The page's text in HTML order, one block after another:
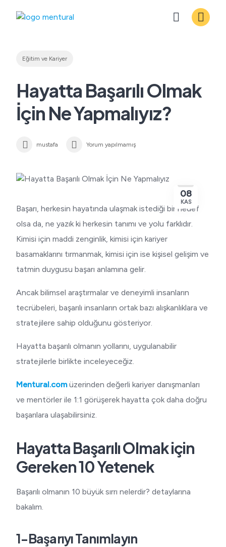
Eğitim ve Kariyer
Hayatta Başarılı Olmak
İçin Ne Yapmalıyız?
mustafa Yorum yapılmamış
08
KAS
Başarı, herkesin hayatında ulaşmak istediği bir hedef
olsa da, ne yazık ki herkesin tanımı ve yolu farklıdır.
Kimisi için maddi zenginlik, kimisi için kariyer
basamaklarını tırmanmak, kimisi için ise kişisel gelişim ve
tatmin duygusu başarı anlamına gelir.
Ancak bilimsel araştırmalar ve deneyimli insanların
tecrübeleri, başarılı insanların ortak bazı alışkanlıklara ve
stratejilere sahip olduğunu gösteriyor.
Hayatta başarılı olmanın yollarını, uygulanabilir
stratejilerle birlikte inceleyeceğiz.
Mentural.comüzerinden değerli kariyer danışmanları
ve mentörler ile 1:1 görüşerek hayatta çok daha doğru
başarılara ulaşabilirsiniz.
Hayatta Başarılı Olmak için
Gereken 10 Yetenek
Başarılı olmanın 10 büyük sırrı nelerdir? detaylarına
bakalım.
1-Başarıyı Tanımlayın